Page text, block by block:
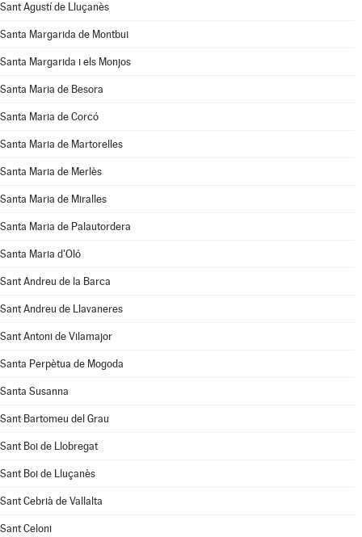
Sant Agustí de Lluçanès
Santa Margarida de Montbui
Santa Margarida i els Monjos
Santa Maria de Besora
Santa Maria de Corcó
Santa Maria de Martorelles
Santa Maria de Merlès
Santa Maria de Miralles
Santa Maria de Palautordera
Santa Maria d'Oló
Sant Andreu de la Barca
Sant Andreu de Llavaneres
Sant Antoni de Vilamajor
Santa Perpètua de Mogoda
Santa Susanna
Sant Bartomeu del Grau
Sant Boi de Llobregat
Sant Boi de Lluçanès
Sant Cebrià de Vallalta
Sant Celoni